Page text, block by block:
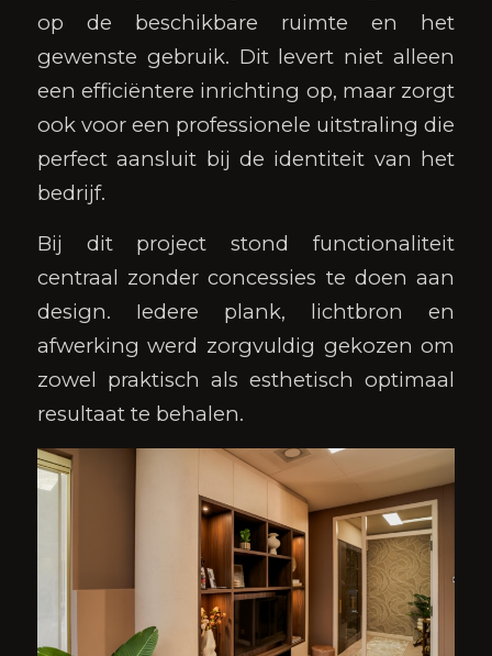
op de beschikbare ruimte en het
gewenste gebruik. Dit levert niet alleen
een efficiëntere inrichting op, maar zorgt
ook voor een professionele uitstraling die
perfect aansluit bij de identiteit van het
bedrijf.
Bij dit project stond functionaliteit
centraal zonder concessies te doen aan
design. Iedere plank, lichtbron en
afwerking werd zorgvuldig gekozen om
zowel praktisch als esthetisch optimaal
resultaat te behalen.